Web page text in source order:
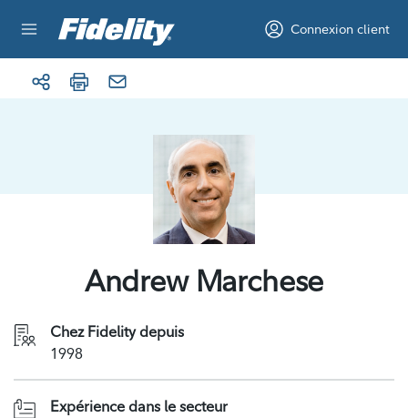
Connexion client
Andrew Marchese
Chez Fidelity depuis
1998
Expérience dans le secteur